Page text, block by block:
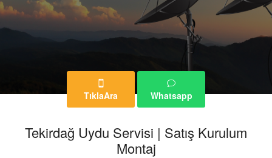
TıklaAra Whatsapp
Tekirdağ Uydu Servisi | Satış Kurulum
Montaj